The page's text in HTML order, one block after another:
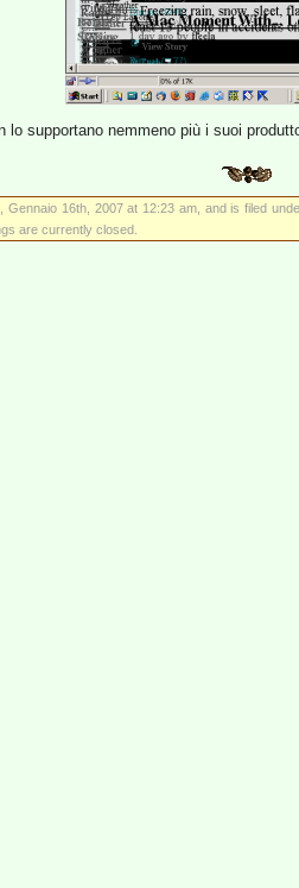
lo supportano nemmeno più i suoi
Gennaio 16th, 2007 at 12:23 am, and is filed
are currently closed.